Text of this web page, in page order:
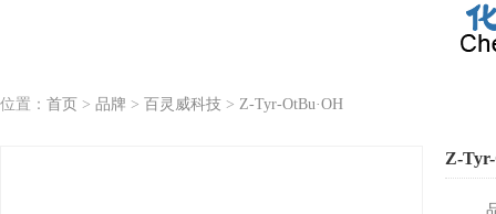
位置： 首页 > 品牌 > 百灵威科技 > Z-Tyr-OtBu·OH
Z-